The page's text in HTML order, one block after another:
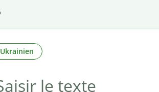
Ukrainien